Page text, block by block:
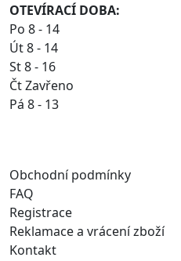
OTEVÍRACÍ DOBA:
Po 8 - 14
Út 8 - 14
St 8 - 16
Čt Zavřeno
Pá 8 - 13
Obchodní podmínky
FAQ
Registrace
Reklamace a vrácení zboží
Kontakt